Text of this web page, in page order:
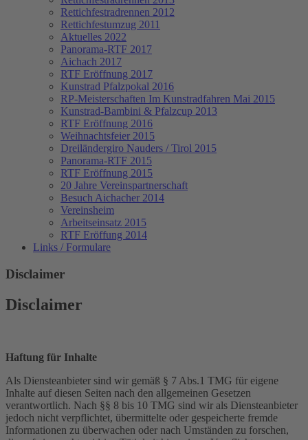
Rettichfestradrennen 2012
Rettichfestumzug 2011
Aktuelles 2022
Panorama-RTF 2017
Aichach 2017
RTF Eröffnung 2017
Kunstrad Pfalzpokal 2016
RP-Meisterschaften Im Kunstradfahren Mai 2015
Kunstrad-Bambini & Pfalzcup 2013
RTF Eröffnung 2016
Weihnachtsfeier 2015
Dreiländergiro Nauders / Tirol 2015
Panorama-RTF 2015
RTF Eröffnung 2015
20 Jahre Vereinspartnerschaft
Besuch Aichacher 2014
Vereinsheim
Arbeitseinsatz 2015
RTF Eröffung 2014
Links / Formulare
Disclaimer
Disclaimer
Haftung für Inhalte
Als Diensteanbieter sind wir gemäß § 7 Abs.1 TMG für eigene
Inhalte auf diesen Seiten nach den allgemeinen Gesetzen
verantwortlich. Nach §§ 8 bis 10 TMG sind wir als Diensteanbieter
jedoch nicht verpflichtet, übermittelte oder gespeicherte fremde
Informationen zu überwachen oder nach Umständen zu forschen,